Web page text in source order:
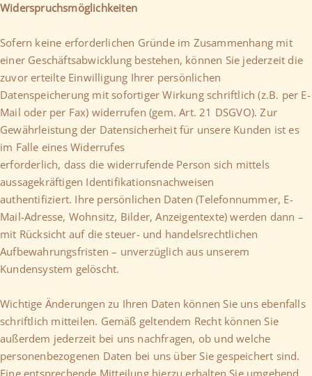
Widerspruchsmöglichkeiten
Sofern keine erforderlichen Gründe im Zusammenhang mit
einer Geschäftsabwicklung bestehen, können Sie jederzeit die
zuvor erteilte Einwilligung Ihrer persönlichen
Datenspeicherung mit sofortiger Wirkung schriftlich (z.B. per E-
Mail oder per Fax) widerrufen (gem. Art. 21 DSGVO). Zur
Gewährleistung der Datensicherheit für unsere Kunden ist es
im Falle eines Widerrufes
erforderlich, dass die widerrufende Person sich mittels
aussagekräftigen Identifikationsnachweisen
authentifiziert. Ihre persönlichen Daten (Telefonnummer, E-
Mail-Adresse, Wohnsitz, Bilder, Anzeigentexte) werden dann –
mit Rücksicht auf die steuer- und handelsrechtlichen
Aufbewahrungsfristen – unverzüglich aus unserem
Kundensystem gelöscht.
Wichtige Änderungen zu Ihren Daten können Sie uns ebenfalls
schriftlich mitteilen. Gemäß geltendem Recht können Sie
außerdem jederzeit bei uns nachfragen, ob und welche
personenbezogenen Daten bei uns über Sie gespeichert sind.